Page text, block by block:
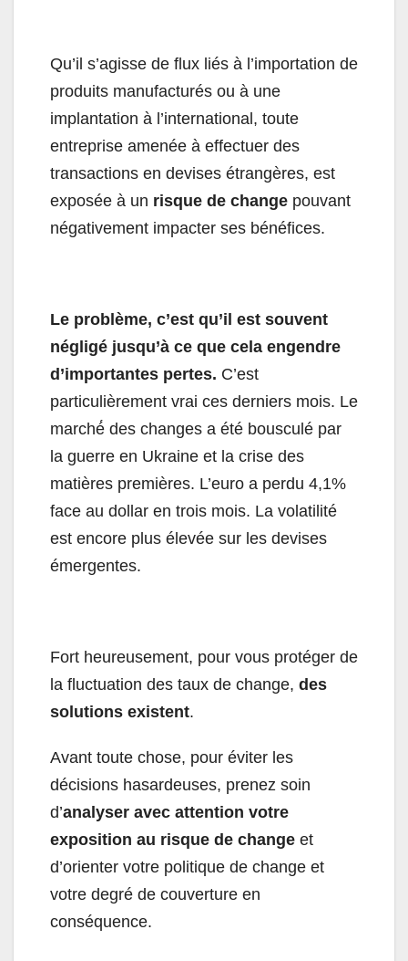
Qu’il s’agisse de flux liés à l’importation de
produits manufacturés ou à une
implantation à l’international, toute
entreprise amenée à effectuer des
transactions en devises étrangères, est
exposée à un risque de change pouvant
négativement impacter ses bénéfices.
Le problème, c’est qu’il est souvent
négligé jusqu’à ce que cela engendre
d’importantes pertes. C’est
particulièrement vrai ces derniers mois. Le
marché́ des changes a été bousculé par
la guerre en Ukraine et la crise des
matières premières. L’euro a perdu 4,1%
face au dollar en trois mois. La volatilité
est encore plus élevée sur les devises
émergentes.
Fort heureusement, pour vous protéger de
la fluctuation des taux de change, des
solutions existent.
Avant toute chose, pour éviter les
décisions hasardeuses, prenez soin
d’analyser avec attention votre
exposition au risque de change et
d’orienter votre politique de change et
votre degré de couverture en
conséquence.